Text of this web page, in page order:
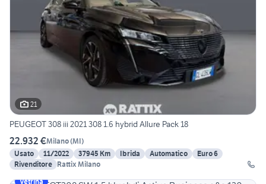
21
PEUGEOT 308 iii 2021 308 1.6 hybrid Allure Pack 18
22.932 €Milano(MI)
Usato
11/2022 37945 Km Ibrida Automatico
Euro 6
Rivenditore Rattix Milano
Vetrina